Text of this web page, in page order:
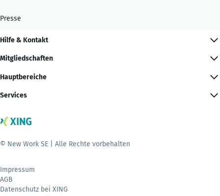
Presse
Hilfe & Kontakt
Mitgliedschaften
Hauptbereiche
Services
© New Work SE | Alle Rechte vorbehalten
Impressum
AGB
Datenschutz bei XING